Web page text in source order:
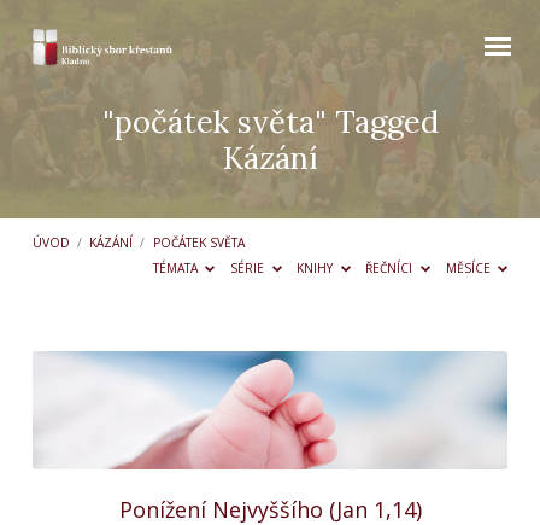
"počátek světa" Tagged
Kázání
ÚVOD / KÁZÁNÍ / POČÁTEK SVĚTA
TÉMATA
SÉRIE KNIHY ŘEČNÍCI MĚSÍCE
"počátek
Kázání
Ponížení Nejvyššího (Jan 1,14)